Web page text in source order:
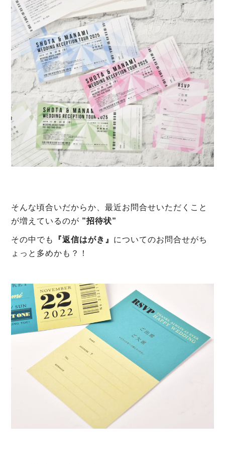
そんな頃合いだからか、最近お問合せいただくこと
が増えているのが ”招待状”
その中でも 『返信はがき』 についてのお問合せがち
ょっと多めかも？！